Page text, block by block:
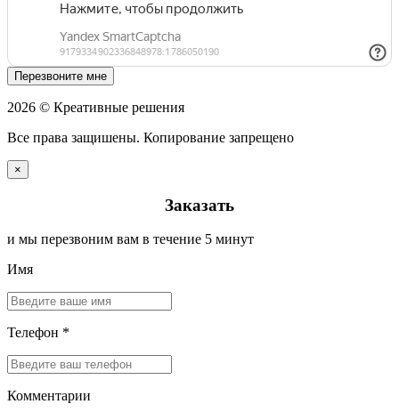
Перезвоните мне
2026 © Креативные решения
Все права защишены. Копирование запрещено
×
Заказать
и мы перезвоним вам в течение 5 минут
Имя
Телефон *
Комментарии